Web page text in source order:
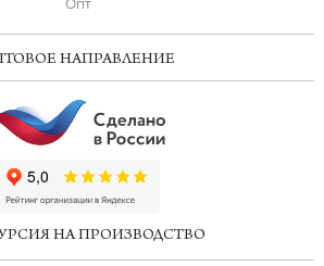
Опт
НАПРАВЛЕНИЕ
НА ПРОИЗВОДСТВО